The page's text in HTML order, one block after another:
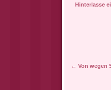
Hinterlasse
Artikel-
← Von wegen